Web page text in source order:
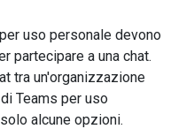
uso personale devono
partecipare a una chat.
tra un'organizzazione
Teams per uso
alcune opzioni.